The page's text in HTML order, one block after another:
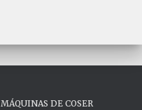
MÁQUINAS DE COSER